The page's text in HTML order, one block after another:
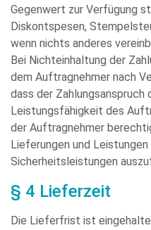
Gegenwert zur Verfügung
Diskontspesen,
wenn nichts anderes
Bei Nichteinhaltung der
dem Auftragnehmer nach
dass der Zahlungsanspruch
Leistungsfähigkeit des
der Auftragnehmer
Lieferungen und
Sicherheitsleistungen
§ 4 Lieferzeit
Die Lieferfrist ist